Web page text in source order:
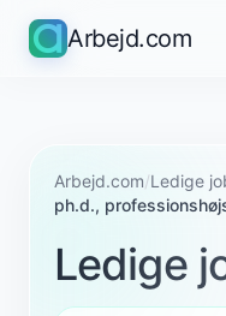
Arbejd.com
Arbejd.com/Ledige
ph.d.,
Ledige